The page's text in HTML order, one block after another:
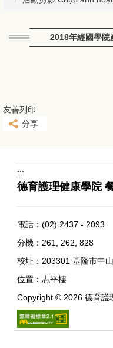
2018年經國學院
友善列印
分享
:::
德育護理健康學院
電話：(02) 2437 - 2093
分機：261, 262, 828
校址： 203301 基隆市中
位置：志平樓
Copyright © 2026 德育護